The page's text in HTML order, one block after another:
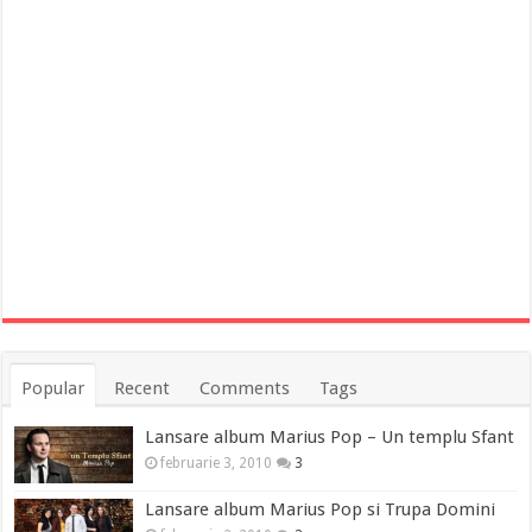
Popular Recent Comments Tags
Lansare album Marius Pop – Un templu Sfant
februarie 3, 2010 3
Lansare album Marius Pop si Trupa Domini